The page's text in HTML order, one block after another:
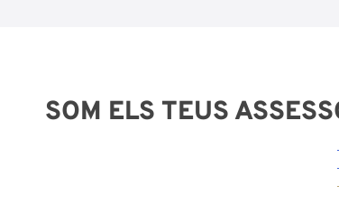
SOM ELS TEUS